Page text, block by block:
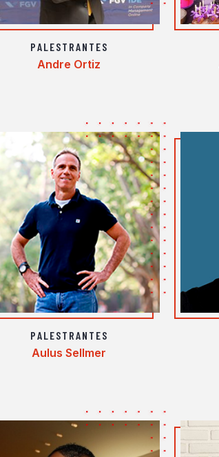
PALESTRANTES
Andre Ortiz
PALESTRANTES
Aulus Sellmer